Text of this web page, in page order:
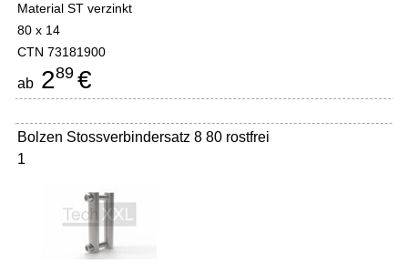
Material ST verzinkt
80 x 14
CTN 73181900
ab 289 €
Bolzen Stossverbindersatz 8 80 rostfrei
1